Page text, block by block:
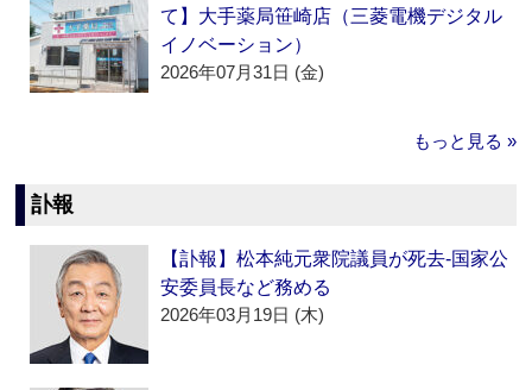
て】大手薬局笹崎店（三菱電機デジタル
イノベーション）
2026年07月31日 (金)
もっと見る »
訃報
【訃報】松本純元衆院議員が死去‐国家公
安委員長など務める
2026年03月19日 (木)